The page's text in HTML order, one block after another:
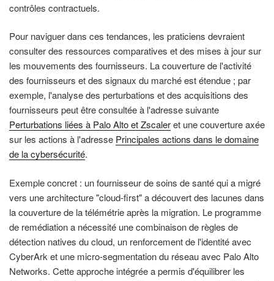
contrôles contractuels.
Pour naviguer dans ces tendances, les praticiens devraient
consulter des ressources comparatives et des mises à jour sur
les mouvements des fournisseurs. La couverture de l'activité
des fournisseurs et des signaux du marché est étendue ; par
exemple, l'analyse des perturbations et des acquisitions des
fournisseurs peut être consultée à l'adresse suivante
Perturbations liées à Palo Alto et Zscaleret une couverture axée
sur les actions à l'adresse Principales actions dans le domaine
de la cybersécurité.
Exemple concret : un fournisseur de soins de santé qui a migré
vers une architecture "cloud-first" a découvert des lacunes dans
la couverture de la télémétrie après la migration. Le programme
de remédiation a nécessité une combinaison de règles de
détection natives du cloud, un renforcement de l'identité avec
CyberArk et une micro-segmentation du réseau avec Palo Alto
Networks. Cette approche intégrée a permis d'équilibrer les